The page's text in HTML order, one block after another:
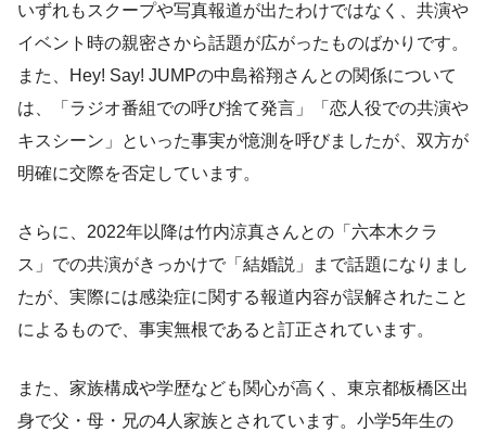
いずれもスクープや写真報道が出たわけではなく、共演や
イベント時の親密さから話題が広がったものばかりです。
また、Hey! Say! JUMPの中島裕翔さんとの関係について
は、「ラジオ番組での呼び捨て発言」「恋人役での共演や
キスシーン」といった事実が憶測を呼びましたが、双方が
明確に交際を否定しています。
さらに、2022年以降は竹内涼真さんとの「六本木クラ
ス」での共演がきっかけで「結婚説」まで話題になりまし
たが、実際には感染症に関する報道内容が誤解されたこと
によるもので、事実無根であると訂正されています。
また、家族構成や学歴なども関心が高く、東京都板橋区出
身で父・母・兄の4人家族とされています。小学5年生の